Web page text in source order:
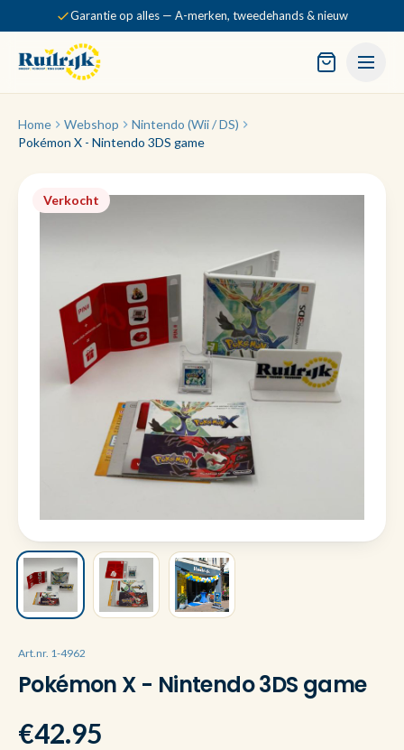
Garantie op alles — A-merken, tweedehands & nieuw
Home Webshop
Nintendo (Wii / DS)
Pokémon X - Nintendo 3DS game
Verkocht
Art.nr. 1-4962
Pokémon X - Nintendo 3DS game
€42.95